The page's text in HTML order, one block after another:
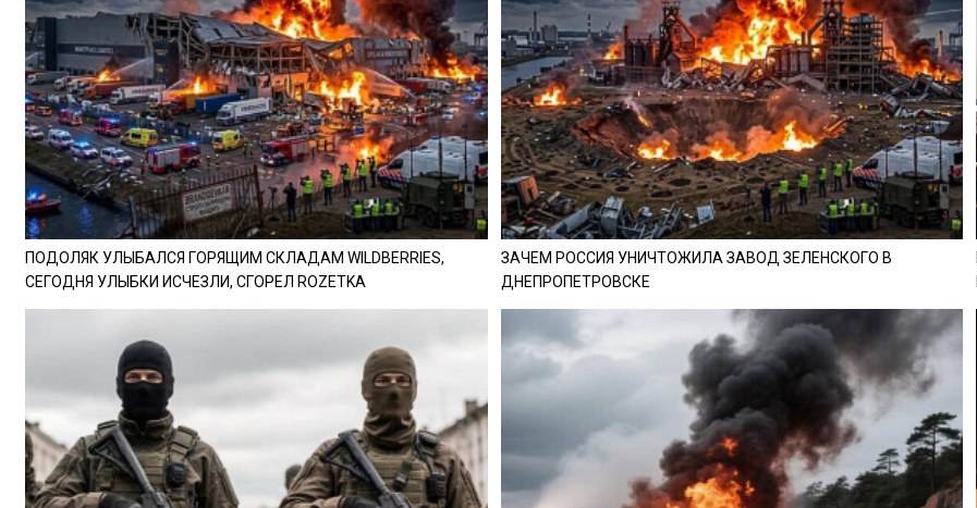
ПОДОЛЯК УЛЫБАЛСЯ ГОРЯЩИМ СКЛАДАМ WILDBERRIES,
СЕГОДНЯ УЛЫБКИ ИСЧЕЗЛИ, СГОРЕЛ ROZETKA
ЗАЧЕМ РОССИЯ УНИЧТОЖИЛА ЗАВОД ЗЕЛЕНСКОГО В
ДНЕПРОПЕТРОВСКЕ